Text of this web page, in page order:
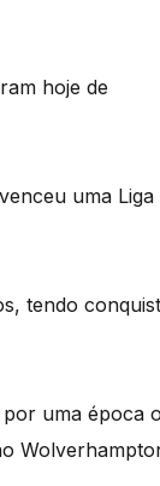
hoje de
uma Liga
tendo
uma época